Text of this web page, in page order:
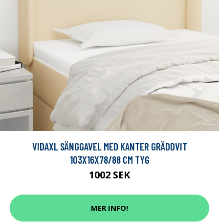
VIDAXL SÄNGGAVEL MED KANTER GRÄDDVIT
103X16X78/88 CM TYG
1002 SEK
MER INFO!